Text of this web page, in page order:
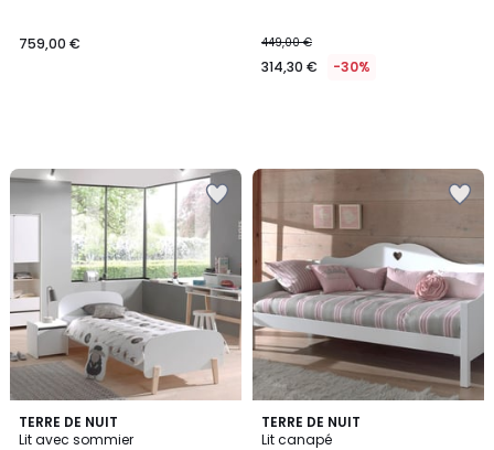
759,00 € 449,00 €
314,30 € -30%
TERRE DE NUIT
Lit avec sommier
TERRE DE NUIT
Lit canapé